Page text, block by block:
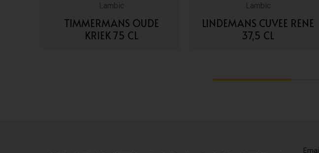
Lambic
TIMMERMANS OUDE
KRIEK 75 CL
Lambic
LINDEMANS CUVEE RENE
37,5 CL
Email